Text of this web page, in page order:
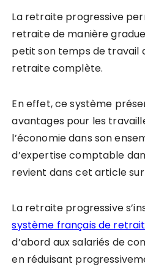
La retraite progressive
retraite de manière
petit son temps de travail
retraite complète.
En effet, ce système
avantages pour les
l’économie dans son
d’expertise comptable
revient dans cet article
La retraite progressive
système français de
d’abord aux salariés de
en réduisant